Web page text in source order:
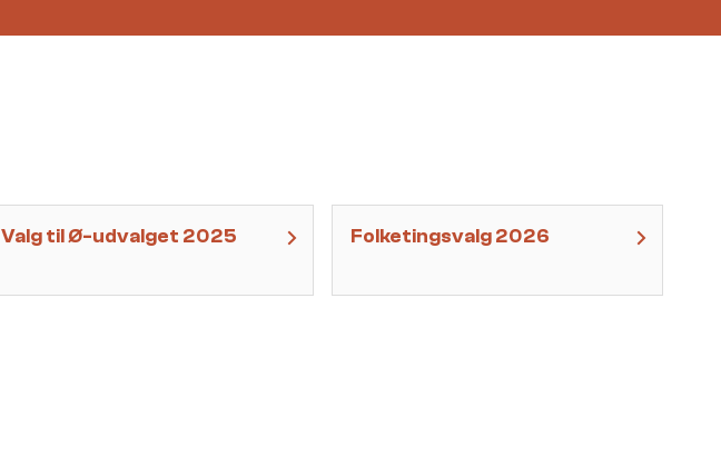
Valg til Ø-udvalget 2025 Folketingsvalg 2026